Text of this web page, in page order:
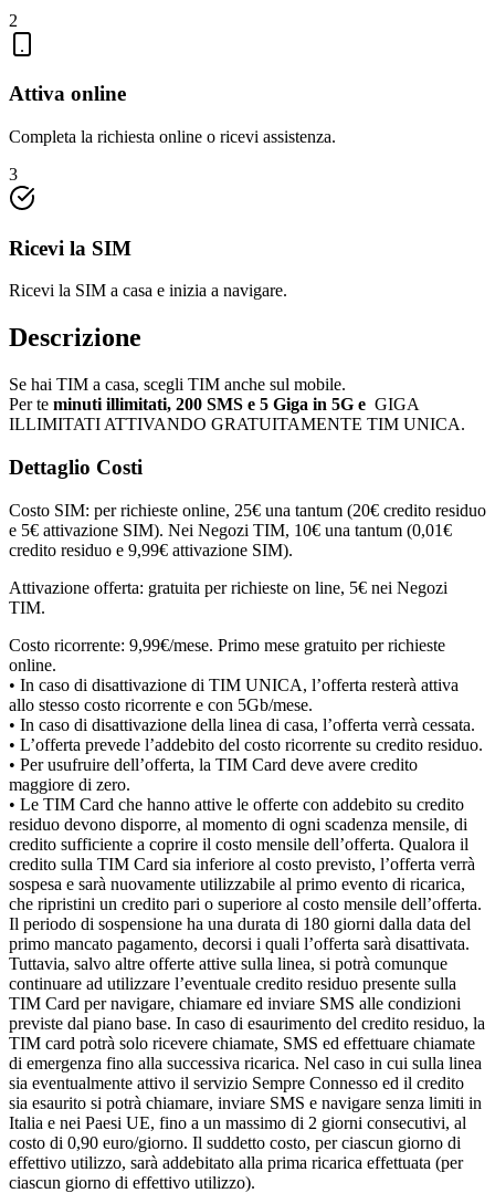
2
Attiva online
Completa la richiesta online o ricevi assistenza.
3
Ricevi la SIM
Ricevi la SIM a casa e inizia a navigare.
Descrizione
Se hai TIM a casa, scegli TIM anche sul mobile.
Per te minuti illimitati, 200 SMS e 5 Giga in 5G e GIGA
ILLIMITATI ATTIVANDO GRATUITAMENTE TIM UNICA.
Dettaglio Costi
Costo SIM: per richieste online, 25€ una tantum (20€ credito residuo
e 5€ attivazione SIM). Nei Negozi TIM, 10€ una tantum (0,01€
credito residuo e 9,99€ attivazione SIM).
Attivazione offerta: gratuita per richieste on line, 5€ nei Negozi
TIM.
Costo ricorrente: 9,99€/mese. Primo mese gratuito per richieste
online.
• In caso di disattivazione di TIM UNICA, l’offerta resterà attiva
allo stesso costo ricorrente e con 5Gb/mese.
• In caso di disattivazione della linea di casa, l’offerta verrà cessata.
• L’offerta prevede l’addebito del costo ricorrente su credito residuo.
• Per usufruire dell’offerta, la TIM Card deve avere credito
maggiore di zero.
• Le TIM Card che hanno attive le offerte con addebito su credito
residuo devono disporre, al momento di ogni scadenza mensile, di
credito sufficiente a coprire il costo mensile dell’offerta. Qualora il
credito sulla TIM Card sia inferiore al costo previsto, l’offerta verrà
sospesa e sarà nuovamente utilizzabile al primo evento di ricarica,
che ripristini un credito pari o superiore al costo mensile dell’offerta.
Il periodo di sospensione ha una durata di 180 giorni dalla data del
primo mancato pagamento, decorsi i quali l’offerta sarà disattivata.
Tuttavia, salvo altre offerte attive sulla linea, si potrà comunque
continuare ad utilizzare l’eventuale credito residuo presente sulla
TIM Card per navigare, chiamare ed inviare SMS alle condizioni
previste dal piano base. In caso di esaurimento del credito residuo, la
TIM card potrà solo ricevere chiamate, SMS ed effettuare chiamate
di emergenza fino alla successiva ricarica. Nel caso in cui sulla linea
sia eventualmente attivo il servizio Sempre Connesso ed il credito
sia esaurito si potrà chiamare, inviare SMS e navigare senza limiti in
Italia e nei Paesi UE, fino a un massimo di 2 giorni consecutivi, al
costo di 0,90 euro/giorno. Il suddetto costo, per ciascun giorno di
effettivo utilizzo, sarà addebitato alla prima ricarica effettuata (per
ciascun giorno di effettivo utilizzo).